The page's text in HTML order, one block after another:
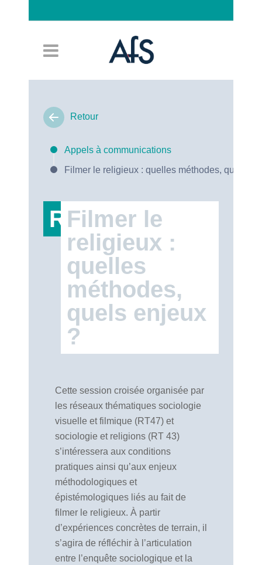
Retour
Appels à communications
Filmer le religieux : quelles méthodes, quels
RT47
Filmer le
religieux :
quelles
méthodes,
quels enjeux
?
Cette session croisée organisée par
les réseaux thématiques sociologie
visuelle et filmique (RT47) et
sociologie et religions (RT 43)
s’intéressera aux conditions
pratiques ainsi qu’aux enjeux
méthodologiques et
épistémologiques liés au fait de
filmer le religieux. À partir
d’expériences concrètes de terrain, il
s’agira de réfléchir à l’articulation
entre l’enquête sociologique et la